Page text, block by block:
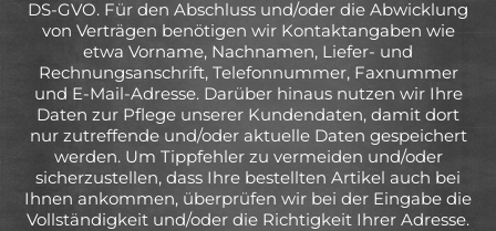
DS-GVO. Für den Abschluss und/oder die Abwicklung
von Verträgen benötigen wir Kontaktangaben wie
etwa Vorname, Nachnamen, Liefer- und
Rechnungsanschrift, Telefonnummer, Faxnummer
und E-Mail-Adresse. Darüber hinaus nutzen wir Ihre
Daten zur Pflege unserer Kundendaten, damit dort
nur zutreffende und/oder aktuelle Daten gespeichert
werden. Um Tippfehler zu vermeiden und/oder
sicherzustellen, dass Ihre bestellten Artikel auch bei
Ihnen ankommen, überprüfen wir bei der Eingabe die
Vollständigkeit und/oder die Richtigkeit Ihrer Adresse.